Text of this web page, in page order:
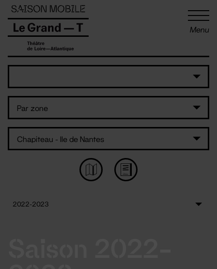
Menu
Panneau de gestion des cookies